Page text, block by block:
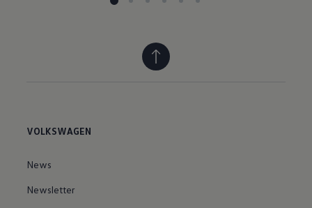
VOLKSWAGEN
News
Newsletter